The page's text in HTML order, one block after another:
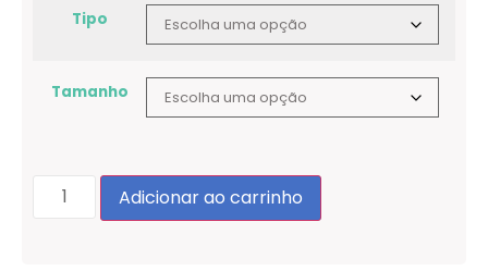
Tipo
Tamanho
Adicionar ao carrinho